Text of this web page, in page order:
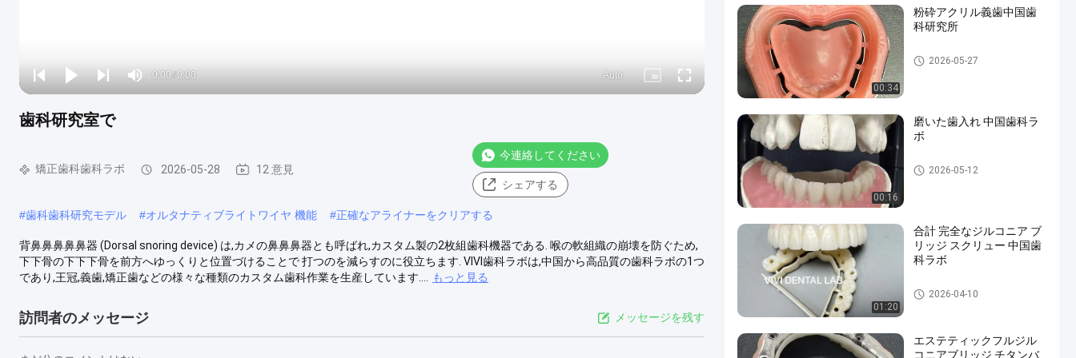
Play
Play
Play
Mute0:00/ 0:00
0%
Auto
Picture- Fullscreen
歯科研究室で
矯正歯科歯科ラボ 2026-05-28 12 意見
今連絡してください
シェアする
#歯科歯科研究モデル #オルタナティブライトワイヤ 機能 #正確なアライナーをクリアする
背鼻鼻鼻鼻鼻器 (Dorsal snoring device) は,カメの鼻鼻鼻器とも呼ばれ,カスタム製の2枚組歯科機器である. 喉の軟組織の崩壊を防ぐため,
下下骨の下下下骨を前方へゆっくりと位置づけることで 打つのを減らすのに役立ちます. VIVI歯科ラボは,中国から高品質の歯科ラボの1つ
であり,王冠,義歯,矯正歯などの様々な種類のカスタム歯科作業を生産しています....
もっと見る
訪問者のメッセージ メッセージを残す
00:34
粉砕アクリル義歯中国歯
科研究所
中国歯科ラボ
2026-05-27
00:16
磨いた歯入れ 中国歯科ラ
ボ
取れる歯入れ
2026-05-12
01:20
合計 完全なジルコニア ブ
リッジ スクリュー 中国歯
科ラボ
中国歯科ラボ
2026-04-10
エステティックフルジル
コニアブリッジ チタンバ